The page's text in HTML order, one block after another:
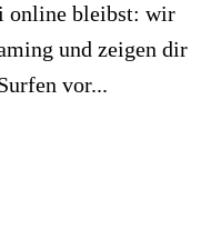
online bleibst: wir
und zeigen dir
vor...